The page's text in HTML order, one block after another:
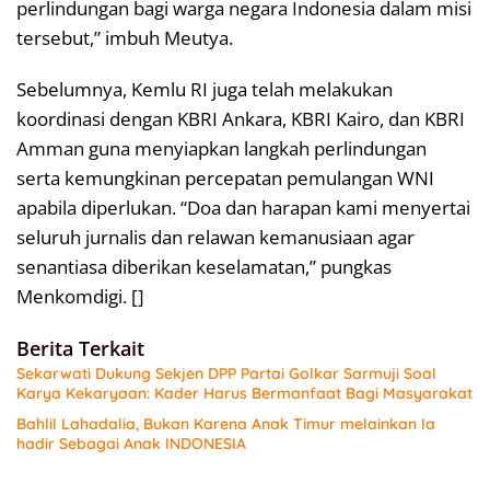
perlindungan bagi warga negara Indonesia dalam misi
tersebut,” imbuh Meutya.
Sebelumnya, Kemlu RI juga telah melakukan
koordinasi dengan KBRI Ankara, KBRI Kairo, dan KBRI
Amman guna menyiapkan langkah perlindungan
serta kemungkinan percepatan pemulangan WNI
apabila diperlukan. “Doa dan harapan kami menyertai
seluruh jurnalis dan relawan kemanusiaan agar
senantiasa diberikan keselamatan,” pungkas
Menkomdigi. []
Berita Terkait
Sekarwati Dukung Sekjen DPP Partai Golkar Sarmuji Soal
Karya Kekaryaan: Kader Harus Bermanfaat Bagi Masyarakat
Bahlil Lahadalia, Bukan Karena Anak Timur melainkan Ia
hadir Sebagai Anak INDONESIA